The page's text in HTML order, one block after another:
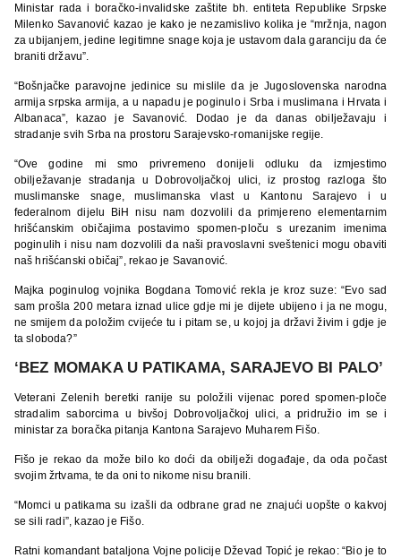
Ministar rada i boračko-invalidske zaštite bh. entiteta Republike Srpske
Milenko Savanović kazao je kako je nezamislivo kolika je “mržnja, nagon
za ubijanjem, jedine legitimne snage koja je ustavom dala garanciju da će
braniti državu”.
“Bošnjačke paravojne jedinice su mislile da je Jugoslovenska narodna
armija srpska armija, a u napadu je poginulo i Srba i muslimana i Hrvata i
Albanaca”, kazao je Savanović. Dodao je da danas obilježavaju i
stradanje svih Srba na prostoru Sarajevsko-romanijske regije.
“Ove godine mi smo privremeno donijeli odluku da izmjestimo
obilježavanje stradanja u Dobrovoljačkoj ulici, iz prostog razloga što
muslimanske snage, muslimanska vlast u Kantonu Sarajevo i u
federalnom dijelu BiH nisu nam dozvolili da primjereno elementarnim
hrišćanskim običajima postavimo spomen-ploču s urezanim imenima
poginulih i nisu nam dozvolili da naši pravoslavni sveštenici mogu obaviti
naš hrišćanski običaj”, rekao je Savanović.
Majka poginulog vojnika Bogdana Tomović rekla je kroz suze: “Evo sad
sam prošla 200 metara iznad ulice gdje mi je dijete ubijeno i ja ne mogu,
ne smijem da položim cvijeće tu i pitam se, u kojoj ja državi živim i gdje je
ta sloboda?”
‘BEZ MOMAKA U PATIKAMA, SARAJEVO BI PALO’
Veterani Zelenih beretki ranije su položili vijenac pored spomen-ploče
stradalim saborcima u bivšoj Dobrovoljačkoj ulici, a pridružio im se i
ministar za boračka pitanja Kantona Sarajevo Muharem Fišo.
Fišo je rekao da može bilo ko doći da obilježi događaje, da oda počast
svojim žrtvama, te da oni to nikome nisu branili.
“Momci u patikama su izašli da odbrane grad ne znajući uopšte o kakvoj
se sili radi”, kazao je Fišo.
Ratni komandant bataljona Vojne policije Dževad Topić je rekao: “Bio je to